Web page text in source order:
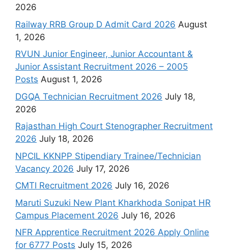
2026
Railway RRB Group D Admit Card 2026 August
1, 2026
RVUN Junior Engineer, Junior Accountant &
Junior Assistant Recruitment 2026 – 2005
Posts August 1, 2026
DGQA Technician Recruitment 2026 July 18,
2026
Rajasthan High Court Stenographer Recruitment
2026 July 18, 2026
NPCIL KKNPP Stipendiary Trainee/Technician
Vacancy 2026 July 17, 2026
CMTI Recruitment 2026 July 16, 2026
Maruti Suzuki New Plant Kharkhoda Sonipat HR
Campus Placement 2026 July 16, 2026
NFR Apprentice Recruitment 2026 Apply Online
for 6777 Posts July 15, 2026